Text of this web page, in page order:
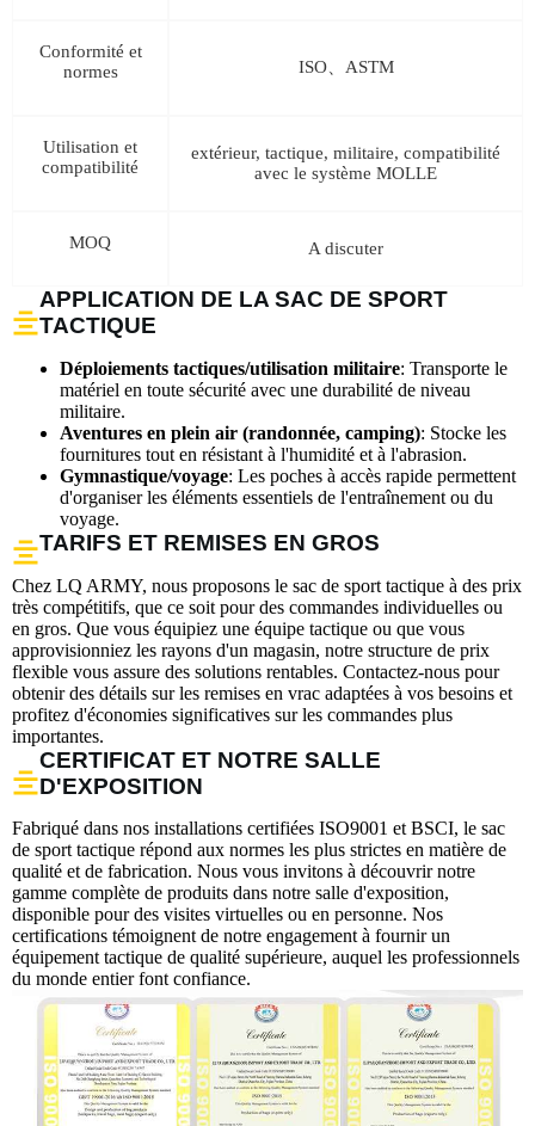
Conformité et
normes
ISO、ASTM
Utilisation et
compatibilité
extérieur, tactique, militaire, compatibilité
avec le système MOLLE
MOQ A discuter
APPLICATION DE LA SAC DE SPORT
TACTIQUE
Déploiements tactiques/utilisation militaire: Transporte le
matériel en toute sécurité avec une durabilité de niveau
militaire.
Aventures en plein air (randonnée, camping): Stocke les
fournitures tout en résistant à l'humidité et à l'abrasion.
Gymnastique/voyage: Les poches à accès rapide permettent
d'organiser les éléments essentiels de l'entraînement ou du
voyage.
TARIFS ET REMISES EN GROS
Chez LQ ARMY, nous proposons le sac de sport tactique à des prix
très compétitifs, que ce soit pour des commandes individuelles ou
en gros. Que vous équipiez une équipe tactique ou que vous
approvisionniez les rayons d'un magasin, notre structure de prix
flexible vous assure des solutions rentables. Contactez-nous pour
obtenir des détails sur les remises en vrac adaptées à vos besoins et
profitez d'économies significatives sur les commandes plus
importantes.
CERTIFICAT ET NOTRE SALLE
D'EXPOSITION
Fabriqué dans nos installations certifiées ISO9001 et BSCI, le sac
de sport tactique répond aux normes les plus strictes en matière de
qualité et de fabrication. Nous vous invitons à découvrir notre
gamme complète de produits dans notre salle d'exposition,
disponible pour des visites virtuelles ou en personne. Nos
certifications témoignent de notre engagement à fournir un
équipement tactique de qualité supérieure, auquel les professionnels
du monde entier font confiance.